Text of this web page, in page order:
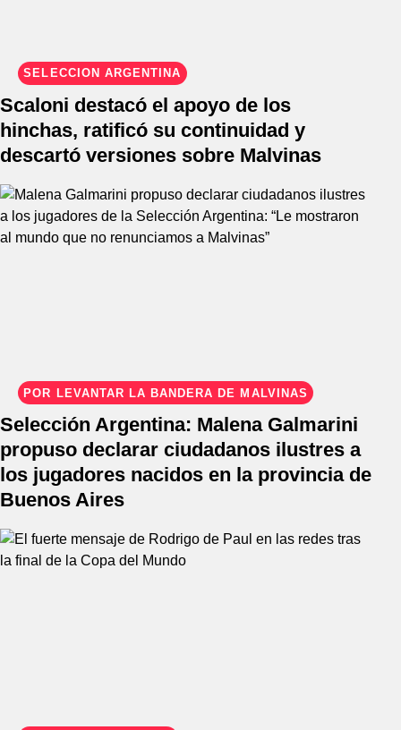
SELECCIÓN ARGENTINA
Scaloni destacó el apoyo de los
hinchas, ratificó su continuidad y
descartó versiones sobre Malvinas
POR LEVANTAR LA BANDERA DE MALVINAS
Selección Argentina: Malena Galmarini
propuso declarar ciudadanos ilustres a
los jugadores nacidos en la provincia de
Buenos Aires